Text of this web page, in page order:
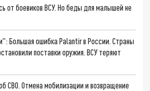
от боевиков ВСУ. Но беды для малышей не
Большая ошибка Palantir в России. Страны
поставки оружия. ВСУ теряют
СВО. Отмена мобилизации и возвращение